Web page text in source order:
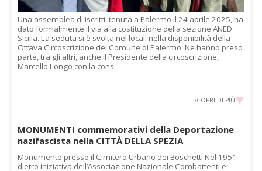
Una assemblea di iscritti, tenuta a Palermo il 24 aprile 2025, ha
dato formalmente il via alla costituzione della sezione ANED
Sicilia. La seduta si è svolta nei locali nella disponibilità della
Ottava Circoscrizione del Comune di Palermo. Ne hanno preso
parte, tra gli altri, anche il Presidente della circoscrizione,
Marcello Longo con la cons
SCOPRI DI PIÙ
MONUMENTI commemorativi della Deportazione
nazifascista nella CITTÀ DELLA SPEZIA
Monumento presso il Cimitero Urbano dei Boschetti Nel 1951
dietro iniziativa dell’Associazione Nazionale Combattenti e